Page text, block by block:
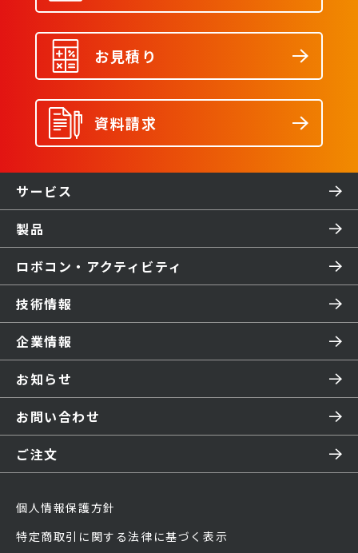
お見積り
資料請求
サービス
製品
ロボコン・アクティビティ
技術情報
企業情報
お知らせ
お問い合わせ
ご注文
個人情報保護方針
特定商取引に関する法律に基づく表示